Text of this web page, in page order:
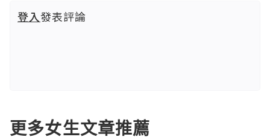
登入發表評論
更多女生文章推薦